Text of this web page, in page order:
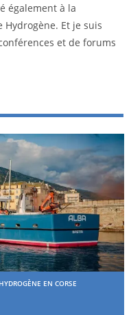
également à la
Hydrogène. Et je suis
et de forums
EN CORSE